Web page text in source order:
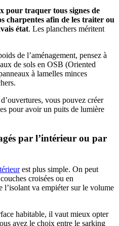
pour traquer tous signes de
charpentes afin de les traiter ou
état. Les planchers méritent
de l’aménagement, pensez à
de sols en OSB (Oriented
à lamelles minces
vous pouvez créer
pour avoir un puits de lumière
par l’intérieur ou par
est plus simple. On peut
croisées ou en
l’isolant va empiéter sur le volume
habitable, il vaut mieux opter
avez le choix entre le sarking